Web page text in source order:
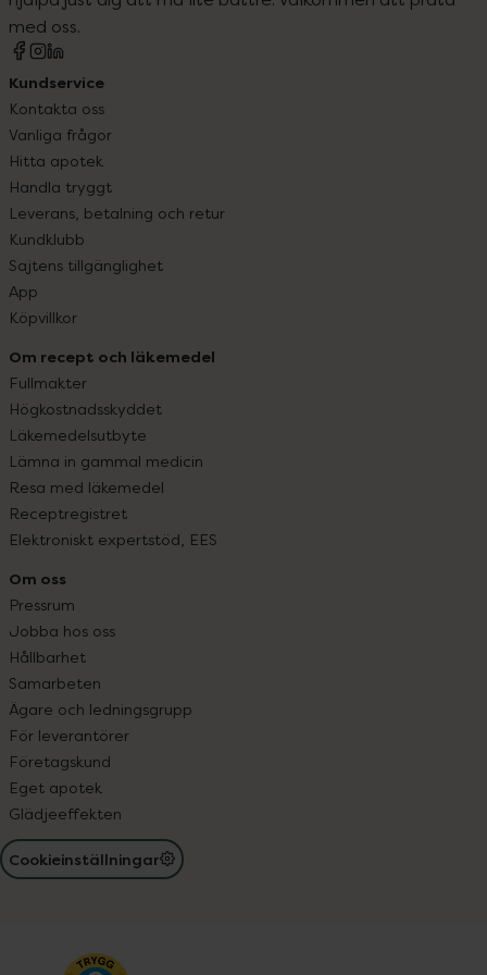
med oss.
Kundservice
Kontakta oss
Vanliga frågor
Hitta apotek
Handla tryggt
Leverans, betalning och retur
Kundklubb
Sajtens tillgänglighet
App
Köpvillkor
Om recept och läkemedel
Fullmakter
Högkostnadsskyddet
Läkemedelsutbyte
Lämna in gammal medicin
Resa med läkemedel
Receptregistret
Elektroniskt expertstöd, EES
Om oss
Pressrum
Jobba hos oss
Hållbarhet
Samarbeten
Ägare och ledningsgrupp
För leverantörer
Företagskund
Eget apotek
Glädjeeffekten
Cookieinställningar